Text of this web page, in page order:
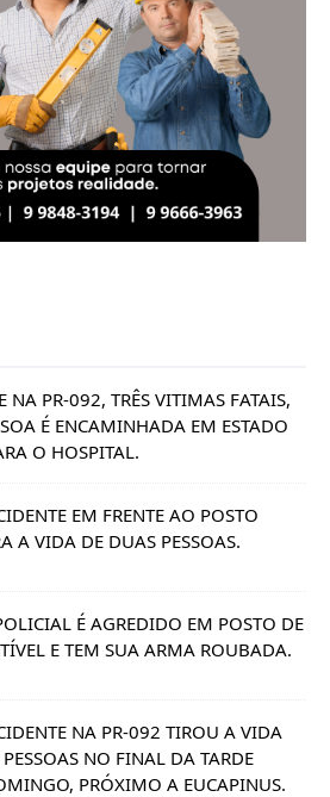
NA PR-092, TRÊS VITIMAS FATAIS,
É ENCAMINHADA EM ESTADO
O HOSPITAL.
EM FRENTE AO POSTO
A VIDA DE DUAS PESSOAS.
É AGREDIDO EM POSTO DE
E TEM SUA ARMA ROUBADA.
NA PR-092 TIROU A VIDA
NO FINAL DA TARDE
PRÓXIMO A EUCAPINUS.